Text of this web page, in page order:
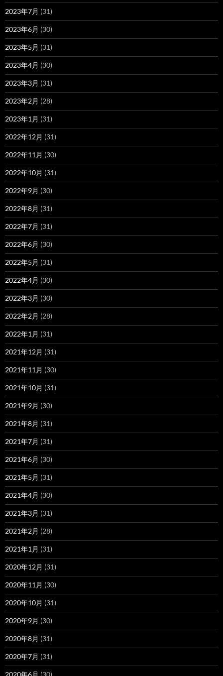
2023年7月 (31)
2023年6月 (30)
2023年5月 (31)
2023年4月 (30)
2023年3月 (31)
2023年2月 (28)
2023年1月 (31)
2022年12月 (31)
2022年11月 (30)
2022年10月 (31)
2022年9月 (30)
2022年8月 (31)
2022年7月 (31)
2022年6月 (30)
2022年5月 (31)
2022年4月 (30)
2022年3月 (30)
2022年2月 (28)
2022年1月 (31)
2021年12月 (31)
2021年11月 (30)
2021年10月 (31)
2021年9月 (30)
2021年8月 (31)
2021年7月 (31)
2021年6月 (30)
2021年5月 (31)
2021年4月 (30)
2021年3月 (31)
2021年2月 (28)
2021年1月 (31)
2020年12月 (31)
2020年11月 (30)
2020年10月 (31)
2020年9月 (30)
2020年8月 (31)
2020年7月 (31)